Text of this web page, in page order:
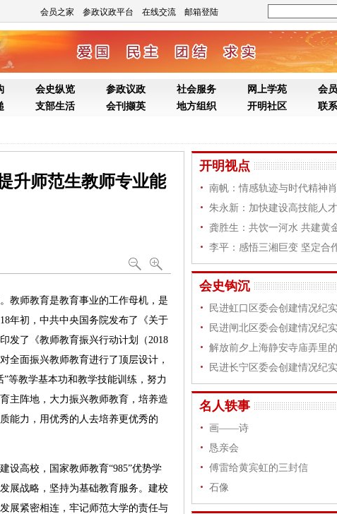
升师范生教师专业能
师教育是教育事业的工作母机，是
年初，中共中央国务院发布了《关于
发了《教师教育振兴行动计划（2018
全面振兴教师教育进行了顶层设计，
等教学基本功和教学技能训练，努力
主阵地，大力振兴教师教育，培养造
能力，用优秀的人去培养更优秀的
高校，国家教师教育“985”优势学
展战略，坚持为基础教育服务。建校
展紧密相连，牢记师范大学的责任与